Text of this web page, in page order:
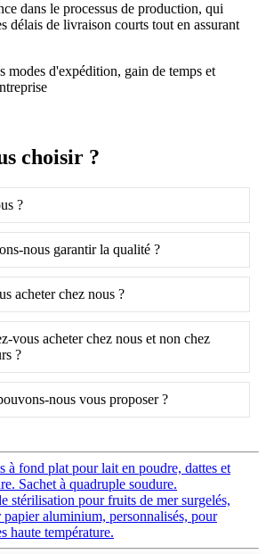
dans le processus de production, qui
délais de livraison courts tout en assurant
modes d'expédition, gain de temps et
choisir ?
?
nous garantir la qualité ?
acheter chez nous ?
vous acheter chez nous et non chez
?
nous vous proposer ?
à fond plat pour lait en poudre, dattes et
Sachet à quadruple soudure.
stérilisation pour fruits de mer surgelés,
aluminium, personnalisés, pour
haute température.